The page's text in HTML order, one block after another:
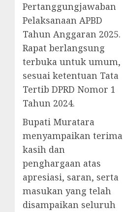
Pertanggungjawaban
Pelaksanaan APBD
Tahun Anggaran 2025.
Rapat berlangsung
terbuka untuk umum,
sesuai ketentuan Tata
Tertib DPRD Nomor 1
Tahun 2024.
Bupati Muratara
menyampaikan terima
kasih dan
penghargaan atas
apresiasi, saran, serta
masukan yang telah
disampaikan seluruh